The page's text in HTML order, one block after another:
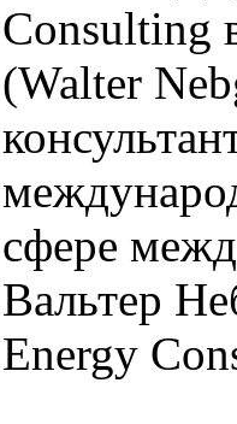
Consulting
(Walter
сфере
Вальтер
Energy